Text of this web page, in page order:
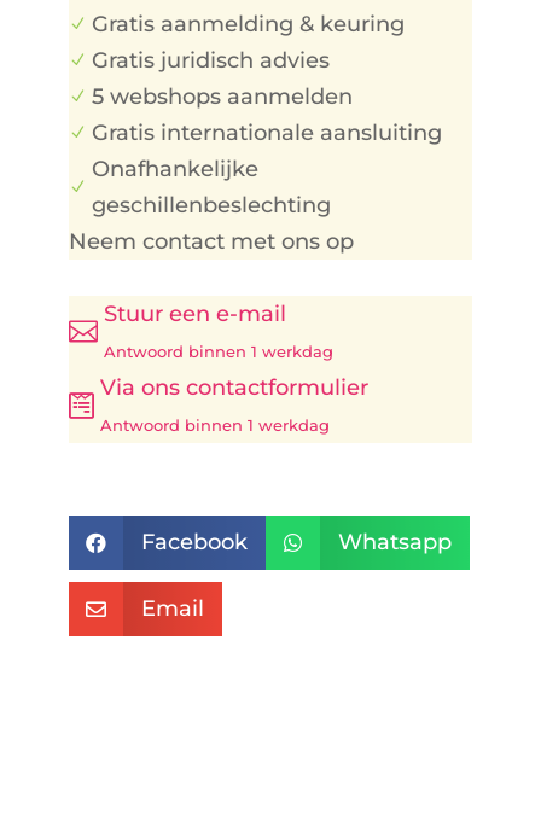
N Gratis aanmelding & keuring
N Gratis juridisch advies
N 5 webshops aanmelden
N Gratis internationale aansluiting
N
Onafhankelijke
geschillenbeslechting
Neem contact met ons op

Stuur een e-mail
Antwoord binnen 1 werkdag

Via ons contactformulier
Antwoord binnen 1 werkdag
 Facebook  Whatsapp
 Email